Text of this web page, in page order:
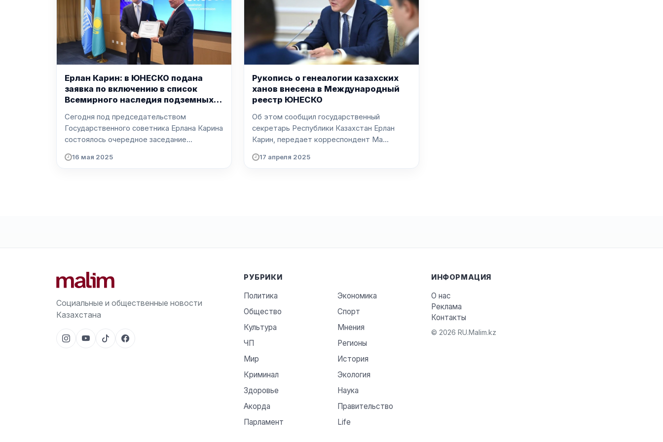
Ерлан Карин: в ЮНЕСКО подана
заявка по включению в список
Всемирного наследия подземных
Сегодня под председательством
Государственного советника Ерлана Карина
состоялось очередное заседание...
16 мая 2025
Рукопись о генеалогии казахских
ханов внесена в Международный
реестр ЮНЕСКО
Об этом сообщил государственный
секретарь Республики Казахстан Ерлан
Карин, передает корреспондент Ma...
17 апреля 2025
Социальные и общественные новости
Казахстана
РУБРИКИ
Политика
Экономика
Общество
Спорт
Культура
Мнения
ЧП
Регионы
Мир
История
Криминал
Экология
Здоровье
Наука
Акорда
Правительство
Парламент
Life
ИНФОРМАЦИЯ
О нас
Реклама
Контакты
© 2026 RU.Malim.kz